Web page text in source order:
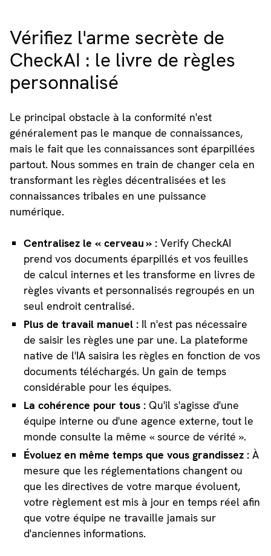
Vérifiez l'arme secrète de
CheckAI : le livre de règles
personnalisé
Le principal obstacle à la conformité n'est
généralement pas le manque de connaissances,
mais le fait que les connaissances sont éparpillées
partout. Nous sommes en train de changer cela en
transformant les règles décentralisées et les
connaissances tribales en une puissance
numérique.
Centralisez le « cerveau » : Verify CheckAI
prend vos documents éparpillés et vos feuilles
de calcul internes et les transforme en livres de
règles vivants et personnalisés regroupés en un
seul endroit centralisé.
Plus de travail manuel : Il n'est pas nécessaire
de saisir les règles une par une. La plateforme
native de l'IA saisira les règles en fonction de vos
documents téléchargés. Un gain de temps
considérable pour les équipes.
La cohérence pour tous : Qu'il s'agisse d'une
équipe interne ou d'une agence externe, tout le
monde consulte la même « source de vérité ».
Évoluez en même temps que vous grandissez : À
mesure que les réglementations changent ou
que les directives de votre marque évoluent,
votre règlement est mis à jour en temps réel afin
que votre équipe ne travaille jamais sur
d'anciennes informations.